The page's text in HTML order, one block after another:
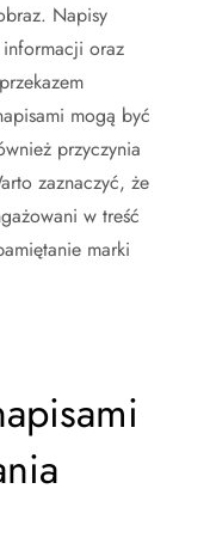
Napisy
oraz
mogą być
przyczynia
zaznaczyć, że
w treść
marki